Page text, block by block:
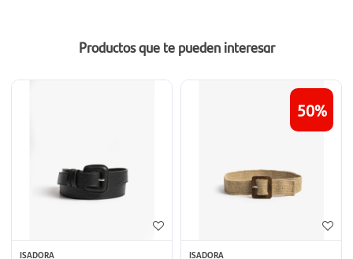
Productos que te pueden interesar
ISADORA
50
ISADORA